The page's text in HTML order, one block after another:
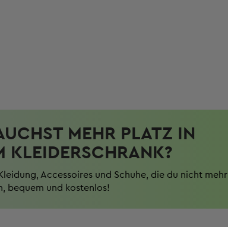
MEHR PLATZ IN
KLEIDERSCHRANK?
Accessoires und Schuhe, die du nicht mehr
bequem und kostenlos!